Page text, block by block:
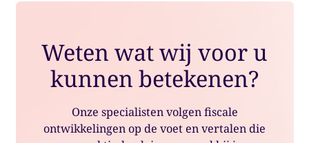
Weten wat wij voor u
kunnen betekenen?
Onze specialisten volgen fiscale
ontwikkelingen op de voet en vertalen die